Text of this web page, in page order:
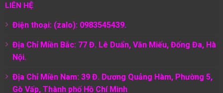
LIÊN HỆ
Điện thoại: (zalo): 0983545439.
Địa Chỉ Miền Bắc: 77 Đ. Lê Duẩn, Văn Miếu, Đống Đa, Hà
Nội.
Địa Chỉ Miền Nam: 39 Đ. Dương Quảng Hàm, Phường 5,
Gò Vấp, Thành phố Hồ Chí Minh